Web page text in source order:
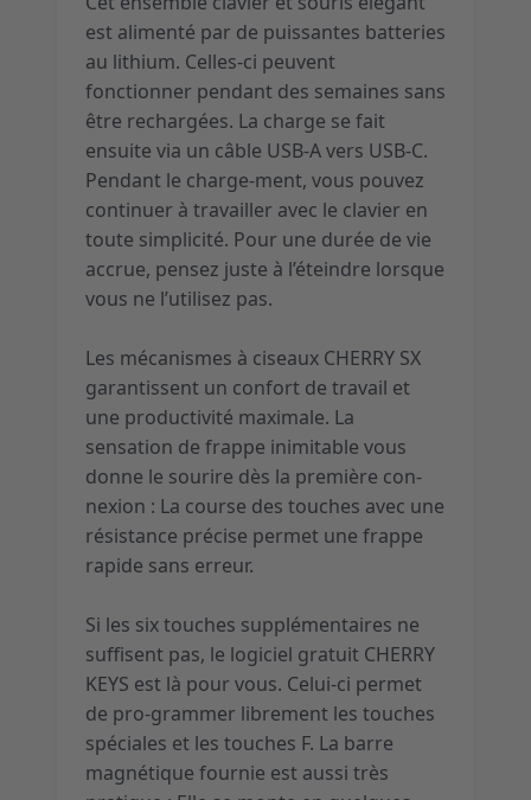
est alimenté par de puissantes batteries
au lithium. Celles-ci peuvent
fonctionner pendant des semaines sans
être rechargées. La charge se fait
ensuite via un câble USB-A vers USB-C.
Pendant le charge-ment, vous pouvez
continuer à travailler avec le clavier en
toute simplicité. Pour une durée de vie
accrue, pensez juste à l’éteindre lorsque
vous ne l’utilisez pas.
Les mécanismes à ciseaux CHERRY SX
garantissent un confort de travail et
une productivité maximale. La
sensation de frappe inimitable vous
donne le sourire dès la première con-
nexion : La course des touches avec une
résistance précise permet une frappe
rapide sans erreur.
Si les six touches supplémentaires ne
suffisent pas, le logiciel gratuit CHERRY
KEYS est là pour vous. Celui-ci permet
de pro-grammer librement les touches
spéciales et les touches F. La barre
magnétique fournie est aussi très